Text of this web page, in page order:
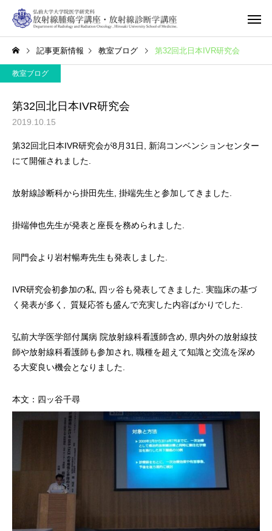
記事更新情報 教室ブログ 第32回北日本IVR研究会
教室ブログ
第32回北日本IVR研究会
2019.10.15
第32回北日本IVR研究会が8月31日, 新潟コンベンションセンター
にて開催されました.
放射線診断科から掛田先生, 掛端先生と参加してきました.
掛端伸也先生が発表と座長を務められました.
同門会より岩村暢寿先生も発表しました.
IVR研究会初参加の私, 四ッ谷も発表してきました. 実臨床の基づ
く発表が多く, 質疑応答も盛んで充実した内容ばかりでした.
弘前大学医学部付属病 院放射線科看護師含め, 県内外の放射線技
師や放射線科看護師も参加され, 職種を超えて知識と交流を深め
る大変良い機会となりました.
本文：四ッ谷千尋